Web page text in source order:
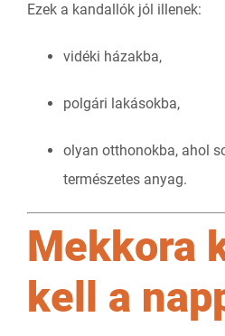
Ezek a kandallók jól illenek:
vidéki házakba,
polgári lakásokba,
olyan otthonokba, ahol
természetes anyag.
Mekkora
kell a